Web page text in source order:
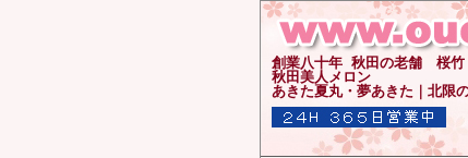
創業八十年 秋田の老舗 桜竹
秋田美人メロン
あきた夏丸・夢あきた｜北限